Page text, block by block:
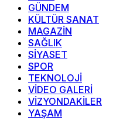
GÜNDEM
KÜLTÜR SANAT
MAGAZİN
SAĞLIK
SİYASET
SPOR
TEKNOLOJİ
VİDEO GALERİ
VİZYONDAKİLER
YAŞAM